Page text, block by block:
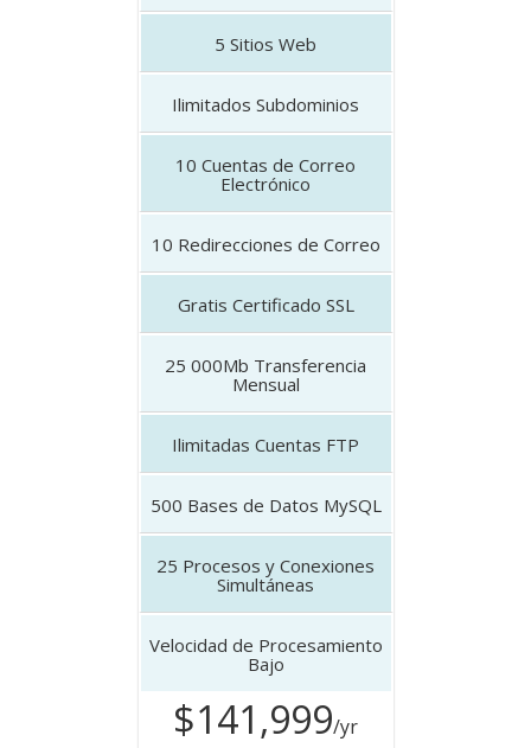
5 Sitios Web
Ilimitados Subdominios
10 Cuentas de Correo
Electrónico
10 Redirecciones de Correo
Gratis Certificado SSL
25 000Mb Transferencia
Mensual
Ilimitadas Cuentas FTP
500 Bases de Datos MySQL
25 Procesos y Conexiones
Simultáneas
Velocidad de Procesamiento
Bajo
$141,999/yr